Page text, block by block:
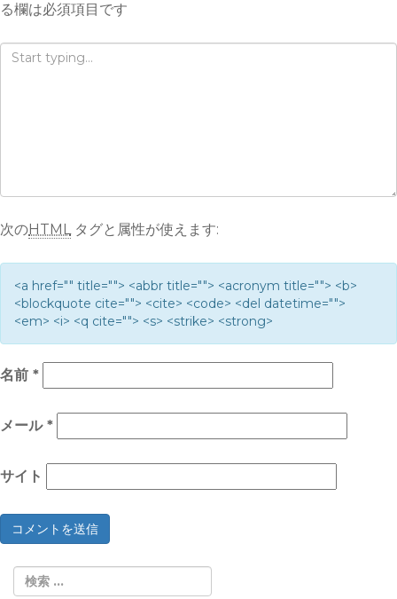
る欄は必須項目です
次のHTMLタグと属性が使えます:
<a href="" title=""> <abbr title=""> <acronym title=""> <b>
<blockquote cite=""> <cite> <code> <del datetime="">
<em> <i> <q cite=""> <s> <strike> <strong>
名前 *
メール *
サイト